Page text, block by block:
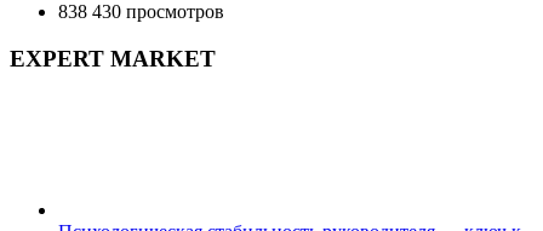
838 430 просмотров
EXPERT MARKET